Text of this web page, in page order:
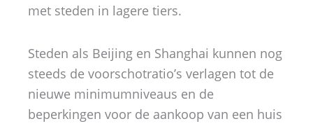
met steden in lagere tiers.
Steden als Beijing en Shanghai kunnen nog
steeds de voorschotratio’s verlagen tot de
nieuwe minimumniveaus en de
beperkingen voor de aankoop van een huis